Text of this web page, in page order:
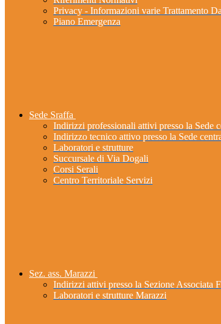
Privacy - Informazioni varie Trattamento
Piano Emergenza
Sede Sraffa
Indirizzi professionali attivi presso la Sede
Indirizzo tecnico attivo presso la Sede
Laboratori e strutture
Succursale di Via Dogali
Corsi Serali
Centro Territoriale Servizi
Sez. ass. Marazzi
Indirizzi attivi presso la Sezione Associata
Laboratori e strutture Marazzi